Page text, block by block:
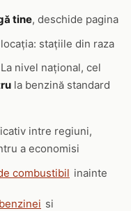
tine, deschide pagina
stațiile din raza
nivel național, cel
la benzină standard
intre regiuni,
a economisi
combustibil inainte
si